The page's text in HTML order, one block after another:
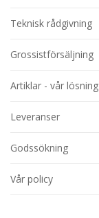
Teknisk rådgivning
Grossistförsäljning
Artiklar - vår lösning
Leveranser
Godssökning
Vår policy